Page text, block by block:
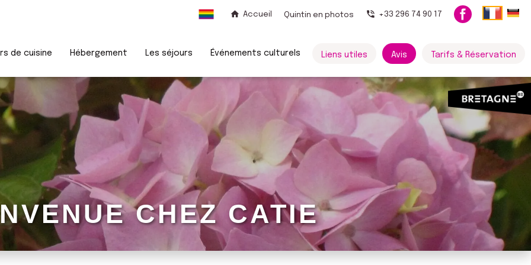
Accueil Quintin en photos +33 296 74 90 17
de cuisine Hébergement Les séjours Événements culturels Liens utiles Avis Tarifs & Réservation
CHEZ CATIE